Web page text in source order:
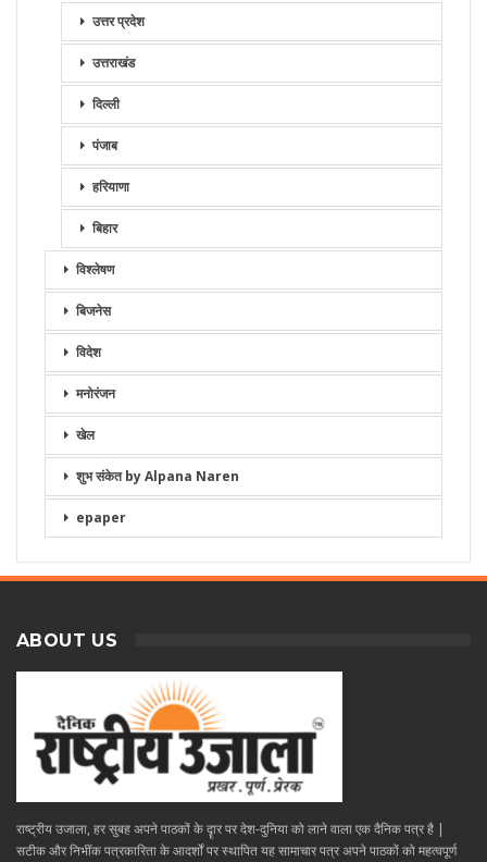
उत्तर प्रदेश
उत्तराखंड
दिल्ली
पंजाब
हरियाणा
बिहार
विश्लेषण
बिजनेस
विदेश
मनोरंजन
खेल
शुभ संकेत by Alpana Naren
epaper
ABOUT US
राष्ट्रीय उजाला, हर सुबह अपने पाठकों के दॄार पर देश-दुनिया को लाने वाला एक दैनिक पत्र है |
सटीक और निभींक पत्रकारिता के आदर्शों पर स्थापित यह सामाचार पत्र अपने पाठकों को महत्वपूर्ण